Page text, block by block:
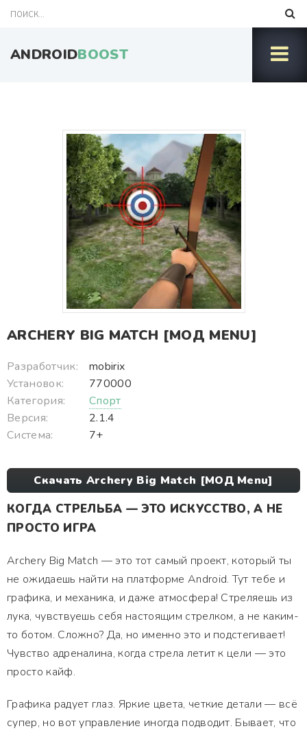
ANDROIDBOOST
ARCHERY BIG MATCH [МОД MENU]
Разработчик:
mobirix
Установок:
770000
Категория:
Спорт
Версия:
2.1.4
Система:
7+
Скачать Archery Big Match [МОД Menu]
КОГДА СТРЕЛЬБА — ЭТО ИСКУССТВО, А НЕ
ПРОСТО ИГРА
Archery Big Match — это тот самый проект, который ты
не ожидаешь найти на платформе Android. Тут тебе и
графика, и механика, и даже атмосфера! Стреляешь из
лука, чувствуешь себя настоящим стрелком, а не каким-
то ботом. Сложно? Да, но именно это и подстегивает!
Чувство адреналина, когда стрела летит к цели — это
просто кайф.
Графика радует глаз. Яркие цвета, четкие детали — всё
супер, но вот управление иногда подводит. Бывает, что